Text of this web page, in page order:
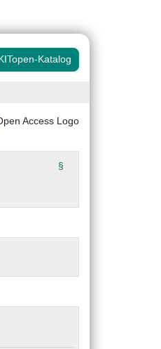
Katalog
§